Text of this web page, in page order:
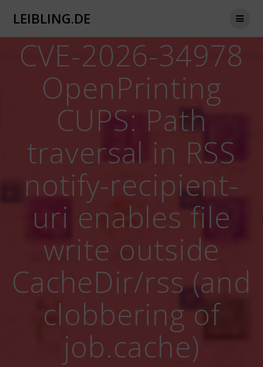
LEIBLING.DE
CVE-2026-34978
OpenPrinting
CUPS: Path
traversal in RSS
notify-recipient-
uri enables file
write outside
CacheDir/rss (and
clobbering of
job.cache)